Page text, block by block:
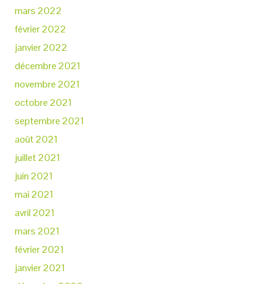
mars 2022
février 2022
janvier 2022
décembre 2021
novembre 2021
octobre 2021
septembre 2021
août 2021
juillet 2021
juin 2021
mai 2021
avril 2021
mars 2021
février 2021
janvier 2021